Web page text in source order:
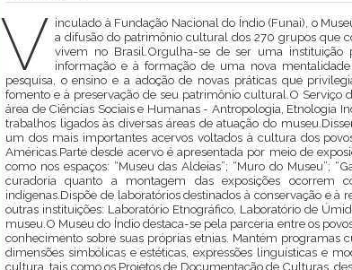
V inculado à Fundação Nacional do Índio (Funai), o
a difusão do patrimônio cultural dos 270 grupos que
vivem no Brasil.Orgulha-se de ser uma instituição
informação e à formação de uma nova
pesquisa, o ensino e a adoção de novas práticas que
fomento e à preservação de seu patrimônio cultural.O Serviço
área de Ciências Sociais e Humanas - Antropologia, Etnologia
trabalhos ligados às diversas áreas de atuação do
um dos mais importantes acervos voltados à cultura dos
Américas.Parte desde acervo é apresentada por meio de
como nos espaços: “Museu das Aldeias”; “Muro do Museu”;
curadoria quanto a montagem das exposições ocorrem
indígenas.Dispõe de laboratórios destinados à conservação e
outras instituições: Laboratório Etnográfico, Laboratório de
museu.O Museu do Índio destaca-se pela parceria entre os
conhecimento sobre suas próprias etnias. Mantém programas
dimensões simbólicas e estéticas, expressões linguísticas e
cultura, tais como os Projetos de Documentação de Culturas,